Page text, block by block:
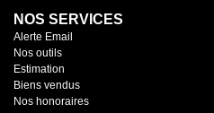
NOS SERVICES
Alerte Email
Nos outils
Estimation
Biens vendus
Nos honoraires